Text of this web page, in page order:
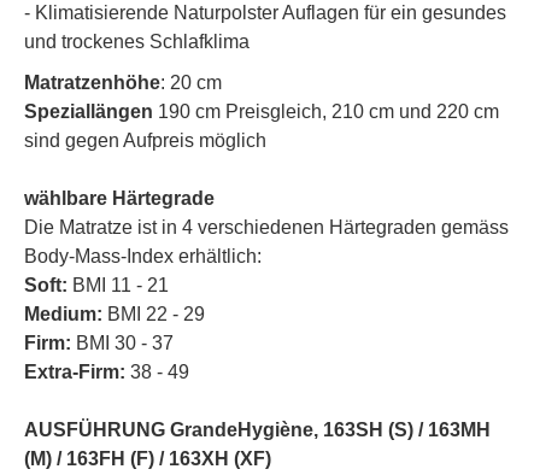
- Klimatisierende Naturpolster Auflagen für ein gesundes
und trockenes Schlafklima
Matratzenhöhe: 20 cm
Speziallängen 190 cm Preisgleich, 210 cm und 220 cm
sind gegen Aufpreis möglich
wählbare Härtegrade
Die Matratze ist in 4 verschiedenen Härtegraden gemäss
Body-Mass-Index erhältlich:
Soft: BMI 11 - 21
Medium: BMI 22 - 29
Firm: BMI 30 - 37
Extra-Firm: 38 - 49
AUSFÜHRUNG GrandeHygiène, 163SH (S) / 163MH
(M) / 163FH (F) / 163XH (XF)